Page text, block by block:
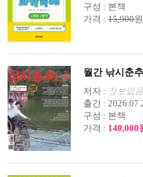
구성 : 본책
가격 : 15,900
월간 낚시춘
저자 : 정보없음
출간 :
구성 : 본책
가격 : 140,000